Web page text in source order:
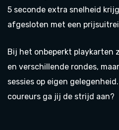
5 seconde extra snelheid
afgesloten met een
Bij het onbeperkt playkarten
en verschillende rondes,
sessies op eigen
coureurs ga jij de strijd aan?